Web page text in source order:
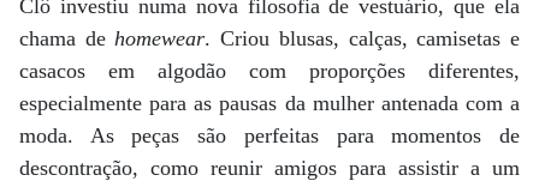
Clô investiu numa nova filosofia de vestuário, que ela
chama dehomewear. Criou blusas, calças, camisetas e
casacos em algodão com proporções diferentes,
especialmente para as pausas da mulher antenada com a
moda. As peças são perfeitas para momentos de
descontração, como reunir amigos para assistir a um